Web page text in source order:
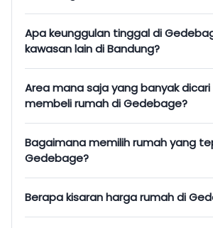
Apa keunggulan tinggal di
kawasan lain di Bandung?
Area mana saja yang banyak dicari
membeli rumah di Gedebage?
Bagaimana memilih rumah yang
Gedebage?
Berapa kisaran harga rumah di